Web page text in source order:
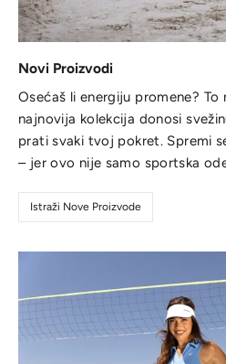
Novi Proizvodi
Osećaš li energiju promene? To
najnovija kolekcija donosi
prati svaki tvoj pokret. Spremi
– jer ovo nije samo sportska
Istraži Nove Proizvode